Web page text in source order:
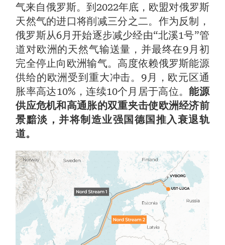
气来自俄罗斯。到2022年底，欧盟对俄罗斯
天然气的进口将削减三分之二。作为反制，
俄罗斯从6月开始逐步减少经由“北溪1号”管
道对欧洲的天然气输送量，并最终在9月初
完全停止向欧洲输气。高度依赖俄罗斯能源
供给的欧洲受到重大冲击。9月，欧元区通
胀率高达10%，连续10个月居于高位。能源
供应危机和高通胀的双重夹击使欧洲经济前
景黯淡，并将制造业强国德国推入衰退轨
道。